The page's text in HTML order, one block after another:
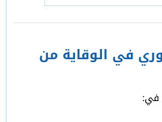
في الوقاية من
في: